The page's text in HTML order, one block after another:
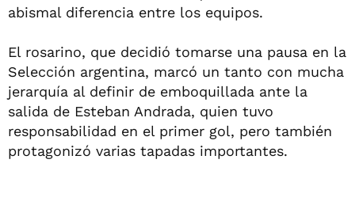
abismal diferencia entre los equipos.
El rosarino, que decidió tomarse una pausa en la
Selección argentina, marcó un tanto con mucha
jerarquía al definir de emboquillada ante la
salida de Esteban Andrada, quien tuvo
responsabilidad en el primer gol, pero también
protagonizó varias tapadas importantes.